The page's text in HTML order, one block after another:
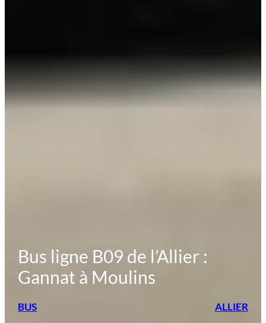
Bus ligne B09 de l’Allier :
Gannat à Moulins
BUS ALLIER